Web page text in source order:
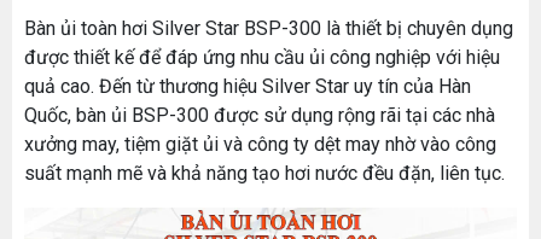
Bàn ủi toàn hơi Silver Star BSP-300 là thiết bị chuyên dụng
được thiết kế để đáp ứng nhu cầu ủi công nghiệp với hiệu
quả cao. Đến từ thương hiệu Silver Star uy tín của Hàn
Quốc, bàn ủi BSP-300 được sử dụng rộng rãi tại các nhà
xưởng may, tiệm giặt ủi và công ty dệt may nhờ vào công
suất mạnh mẽ và khả năng tạo hơi nước đều đặn, liên tục.